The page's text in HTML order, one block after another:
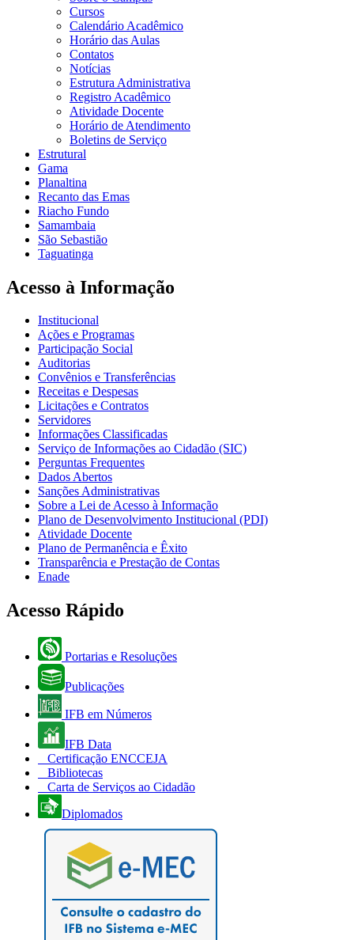
Cursos
Calendário Acadêmico
Horário das Aulas
Contatos
Notícias
Estrutura Administrativa
Registro Acadêmico
Atividade Docente
Horário de Atendimento
Boletins de Serviço
Estrutural
Gama
Planaltina
Recanto das Emas
Riacho Fundo
Samambaia
São Sebastião
Taguatinga
Acesso à Informação
Institucional
Ações e Programas
Participação Social
Auditorias
Convênios e Transferências
Receitas e Despesas
Licitações e Contratos
Servidores
Informações Classificadas
Serviço de Informações ao Cidadão (SIC)
Perguntas Frequentes
Dados Abertos
Sanções Administrativas
Sobre a Lei de Acesso à Informação
Plano de Desenvolvimento Institucional (PDI)
Atividade Docente
Plano de Permanência e Êxito
Transparência e Prestação de Contas
Enade
Acesso Rápido
Portarias e Resoluções
Publicações
IFB em Números
IFB Data
Certificação ENCCEJA
Bibliotecas
Carta de Serviços ao Cidadão
Diplomados